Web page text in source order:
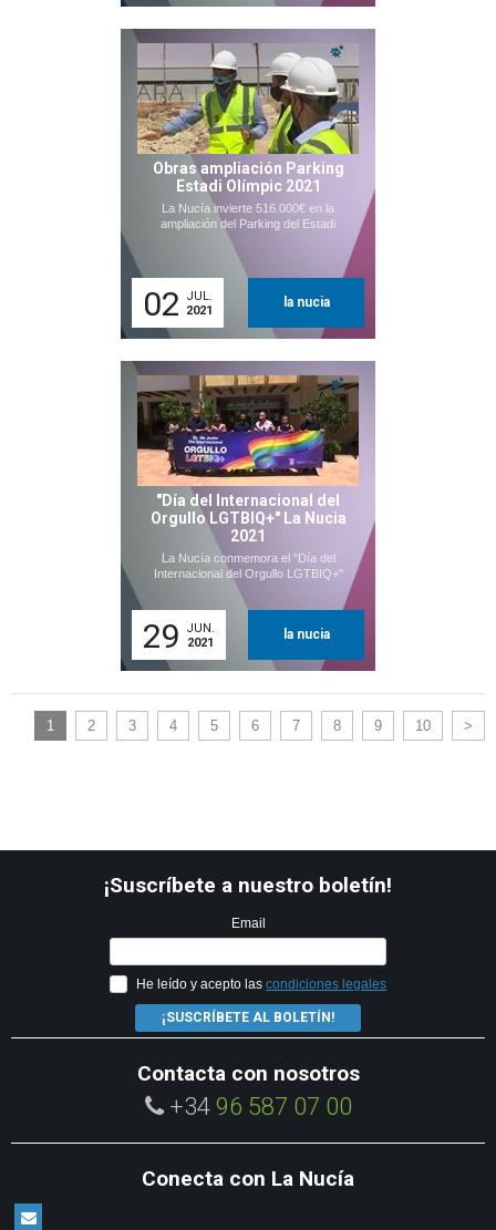
Obras ampliación Parking
Estadi Olímpic 2021
La Nucía invierte 516.000€ en la
ampliación del Parking del Estadi
02
JUL.
2021
la nucia
"Día del Internacional del
Orgullo LGTBIQ+" La Nucia
2021
La Nucía conmemora el "Día del
Internacional del Orgullo LGTBIQ+"
29
JUN.
2021
la nucia
1 2 3 4 5 6 7 8 9 10 >
¡Suscríbete a nuestro boletín!
Email
He leído y acepto las condiciones legales
¡SUSCRÍBETE AL BOLETÍN!
Contacta con nosotros
+34 96 587 07 00
Conecta con La Nucía